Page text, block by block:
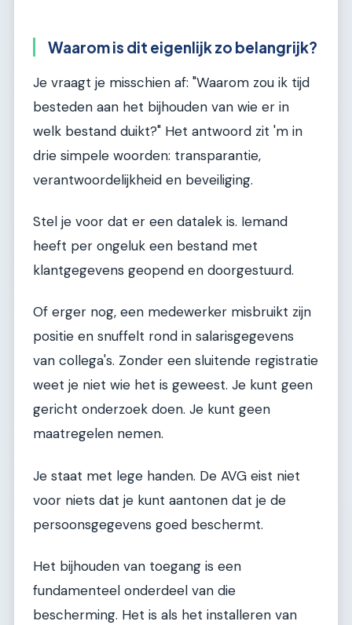
Waarom is dit eigenlijk zo belangrijk?
Je vraagt je misschien af: "Waarom zou ik tijd
besteden aan het bijhouden van wie er in
welk bestand duikt?" Het antwoord zit 'm in
drie simpele woorden: transparantie,
verantwoordelijkheid en beveiliging.
Stel je voor dat er een datalek is. Iemand
heeft per ongeluk een bestand met
klantgegevens geopend en doorgestuurd.
Of erger nog, een medewerker misbruikt zijn
positie en snuffelt rond in salarisgegevens
van collega's. Zonder een sluitende registratie
weet je niet wie het is geweest. Je kunt geen
gericht onderzoek doen. Je kunt geen
maatregelen nemen.
Je staat met lege handen. De AVG eist niet
voor niets dat je kunt aantonen dat je de
persoonsgegevens goed beschermt.
Het bijhouden van toegang is een
fundamenteel onderdeel van die
bescherming. Het is als het installeren van